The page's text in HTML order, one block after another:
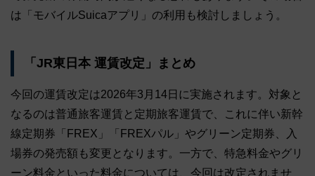
は「モバイルSuicaアプリ」の利用も検討しましょう。
「JR東日本 運賃改定」まとめ
今回の運賃改定は2026年3月14日に実施されます。対象と
なるのは普通旅客運賃と定期旅客運賃で、これに伴い新幹
線定期券「FREX」「FREXパル」やグリーン定期券、入
場券の発売額も変更となります。一方で、特急料金やグリ
ーン料金といった料金については、今回は改定されませ